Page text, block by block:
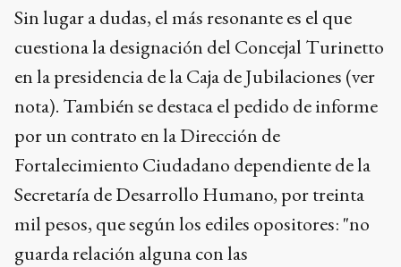
Sin lugar a dudas, el más resonante es el que
cuestiona la designación del Concejal Turinetto
en la presidencia de la Caja de Jubilaciones (ver
nota). También se destaca el pedido de informe
por un contrato en la Dirección de
Fortalecimiento Ciudadano dependiente de la
Secretaría de Desarrollo Humano, por treinta
mil pesos, que según los ediles opositores: "no
guarda relación alguna con las